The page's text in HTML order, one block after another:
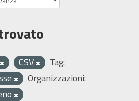
CSV
Tag:
Organizzazioni: